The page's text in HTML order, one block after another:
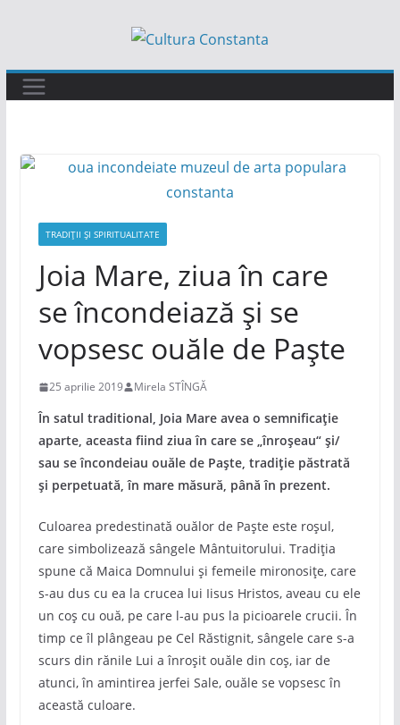
conținut
TRADIȚII ȘI SPIRITUALITATE
Joia Mare, ziua în care
se încondeiază și se
vopsesc ouăle de Paște
25 aprilie 2019 Mirela STÎNGĂ
În satul traditional, Joia Mare avea o semnificație
aparte, aceasta fiind ziua în care se „înroșeau“ și/
sau se încondeiau ouăle de Paște, tradiție păstrată
și perpetuată, în mare măsură, până în prezent.
Culoarea predestinată ouălor de Paște este roșul,
care simbolizează sângele Mântuitorului. Tradiția
spune că Maica Domnului și femeile mironosițe, care
s-au dus cu ea la crucea lui Iisus Hristos, aveau cu ele
un coș cu ouă, pe care l-au pus la picioarele crucii. În
timp ce îl plângeau pe Cel Răstignit, sângele care s-a
scurs din rănile Lui a înroșit ouăle din coș, iar de
atunci, în amintirea jerfei Sale, ouăle se vopsesc în
această culoare.